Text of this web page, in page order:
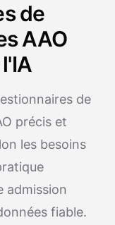
de
AAO
de
précis et
les besoins
admission
fiable.